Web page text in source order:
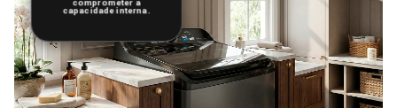
comprometer a
capacidade interna.